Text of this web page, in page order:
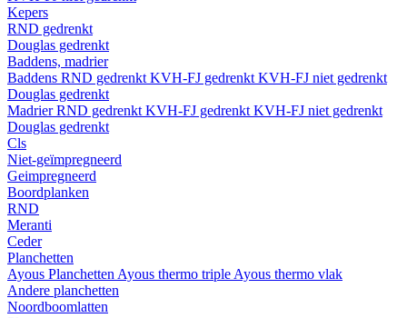
Kepers
RND gedrenkt
Douglas gedrenkt
Baddens, madrier
Baddens RND gedrenkt KVH-FJ gedrenkt KVH-FJ niet gedrenkt
Douglas gedrenkt
MadrierRND gedrenkt KVH-FJ gedrenkt KVH-FJ niet gedrenkt
Douglas gedrenkt
Cls
Niet-geïmpregneerd
Geimpregneerd
Boordplanken
RND
Meranti
Ceder
Planchetten
Ayous Planchetten Ayous thermo triple Ayous thermo vlak
Andere planchetten
Noordboomlatten